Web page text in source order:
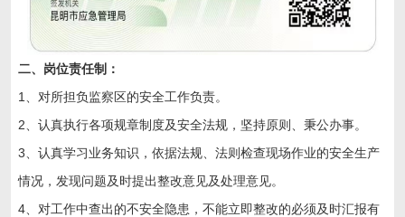
二、岗位责任制：
1、对所担负监察区的安全工作负责。
2、认真执行各项规章制度及安全法规，坚持原则、秉公办事。
3、认真学习业务知识，依据法规、法则检查现场作业的安全生产
情况，发现问题及时提出整改意见及处理意见。
4、对工作中查出的不安全隐患，不能立即整改的必须及时汇报有